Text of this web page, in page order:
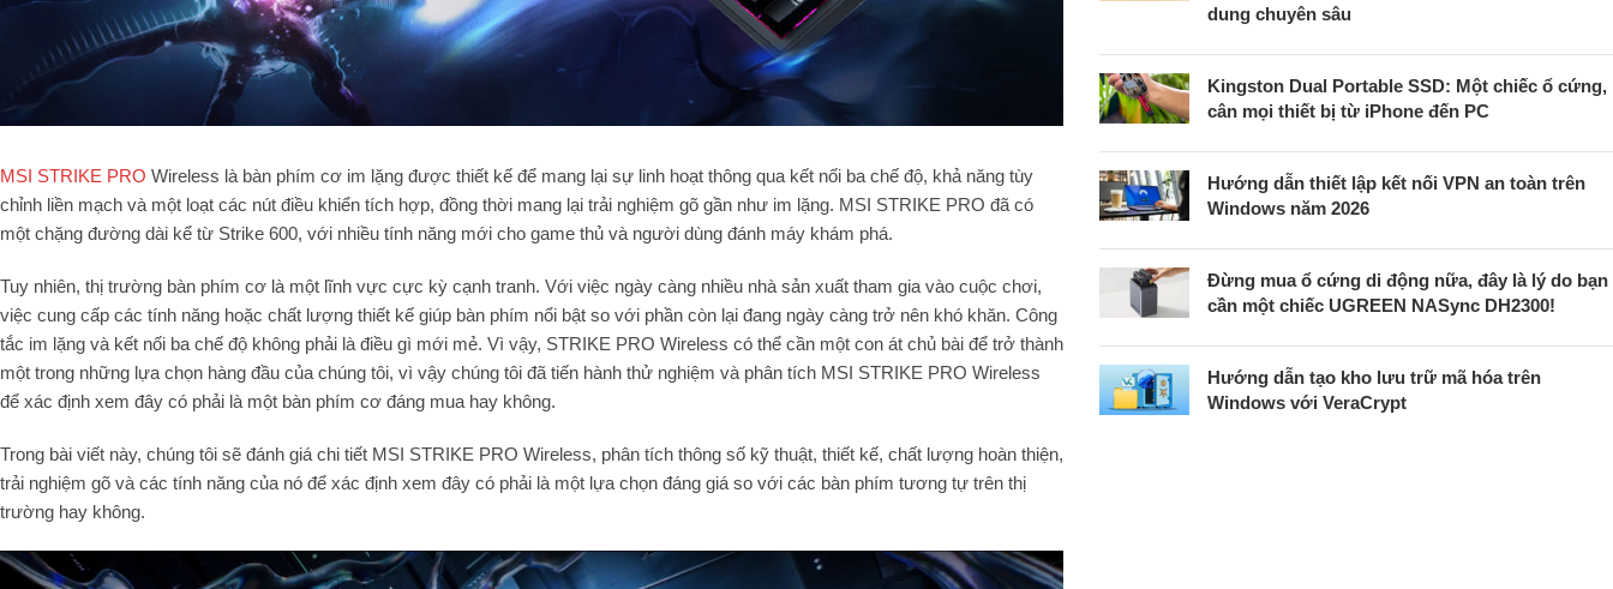
MSI STRIKE PRO Wireless là bàn phím cơ im lặng được thiết kế để mang lại sự linh hoạt thông qua kết nối ba chế độ, khả năng tùy
chỉnh liền mạch và một loạt các nút điều khiển tích hợp, đồng thời mang lại trải nghiệm gõ gần như im lặng. MSI STRIKE PRO đã có
một chặng đường dài kể từ Strike 600, với nhiều tính năng mới cho game thủ và người dùng đánh máy khám phá.
Tuy nhiên, thị trường bàn phím cơ là một lĩnh vực cực kỳ cạnh tranh. Với việc ngày càng nhiều nhà sản xuất tham gia vào cuộc chơi,
việc cung cấp các tính năng hoặc chất lượng thiết kế giúp bàn phím nổi bật so với phần còn lại đang ngày càng trở nên khó khăn. Công
tắc im lặng và kết nối ba chế độ không phải là điều gì mới mẻ. Vì vậy, STRIKE PRO Wireless có thể cần một con át chủ bài để trở thành
một trong những lựa chọn hàng đầu của chúng tôi, vì vậy chúng tôi đã tiến hành thử nghiệm và phân tích MSI STRIKE PRO Wireless
để xác định xem đây có phải là một bàn phím cơ đáng mua hay không.
Trong bài viết này, chúng tôi sẽ đánh giá chi tiết MSI STRIKE PRO Wireless, phân tích thông số kỹ thuật, thiết kế, chất lượng hoàn thiện,
trải nghiệm gõ và các tính năng của nó để xác định xem đây có phải là một lựa chọn đáng giá so với các bàn phím tương tự trên thị
trường hay không.
dung chuyên sâu
Kingston Dual Portable SSD: Một chiếc ổ cứng,
cân mọi thiết bị từ iPhone đến PC
Hướng dẫn thiết lập kết nối VPN an toàn trên
Windows năm 2026
Đừng mua ổ cứng di động nữa, đây là lý do bạn
cần một chiếc UGREEN NASync DH2300!
Hướng dẫn tạo kho lưu trữ mã hóa trên
Windows với VeraCrypt